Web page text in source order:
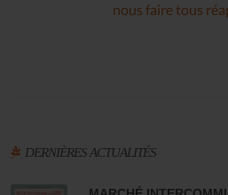
nous faire tous
DERNIÈRES ACTUALITÉS